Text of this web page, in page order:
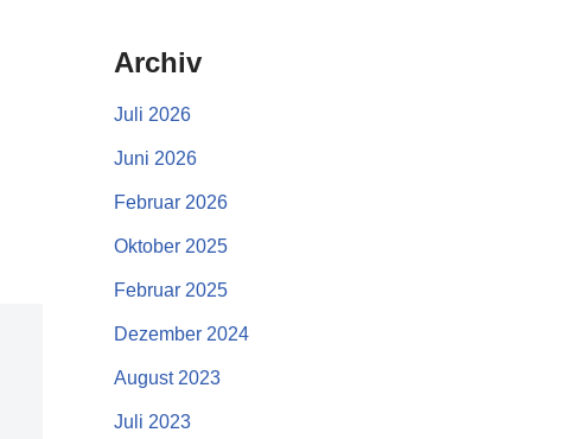
Archiv
Juli 2026
Juni 2026
Februar 2026
Oktober 2025
Februar 2025
Dezember 2024
August 2023
Juli 2023